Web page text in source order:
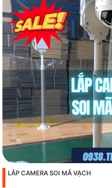
LẮP CAMERA SOI MÃ VẠCH